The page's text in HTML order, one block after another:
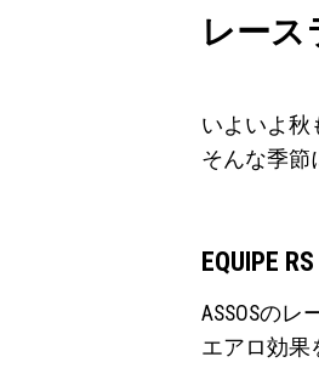
レース
いよいよ秋
そんな季節
EQUIPE
ASSOSの
エアロ効果